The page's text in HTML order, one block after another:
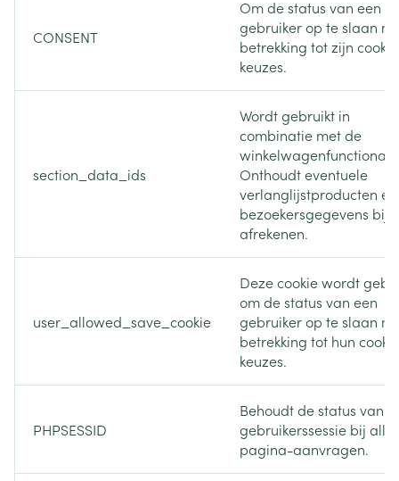
CONSENT
Om de status van een
gebruiker op te slaan
betrekking tot zijn
keuzes.
section_data_ids
Wordt gebruikt in
combinatie met de
Onthoudt eventuele
verlanglijstproducten en
bezoekersgegevens bij
afrekenen.
user_allowed_save_cookie
Deze cookie wordt
om de status van een
gebruiker op te slaan
betrekking tot hun
keuzes.
PHPSESSID
Behoudt de status van
gebruikerssessie bij alle
pagina-aanvragen.